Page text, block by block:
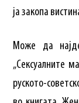
ја закопа
Може да
„Сексуалните
руското-